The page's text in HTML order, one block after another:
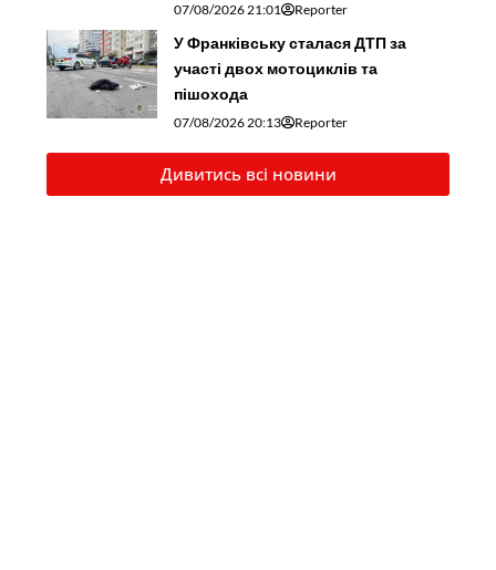
07/08/2026 21:01 Reporter
У Франківську сталася ДТП за
участі двох мотоциклів та
пішохода
07/08/2026 20:13 Reporter
Дивитись всі новини